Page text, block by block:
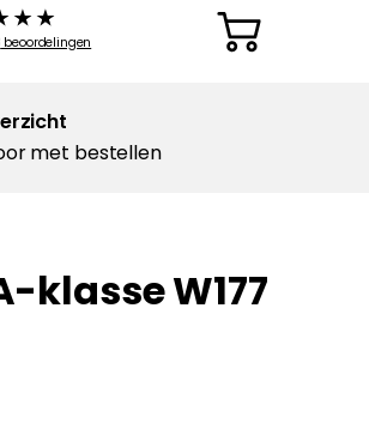
beoordelingen
met bestellen
klasse W177